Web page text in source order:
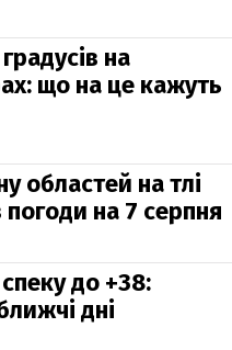
на
що на це кажуть
областей на тлі
погоди на 7 серпня
до +38:
дні